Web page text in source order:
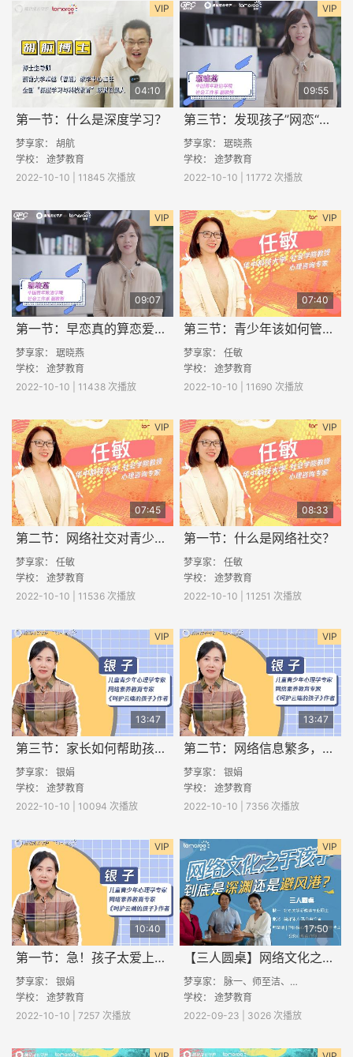
VIP
04:10
第一节：什么是深度学习？
梦享家： 胡航
学校： 途梦教育
2022-10-10 | 11845 次播放
VIP
09:55
第三节：发现孩子”网恋“，家长应该怎么做？
梦享家： 琚晓燕
学校： 途梦教育
2022-10-10 | 11772 次播放
VIP
09:07
第一节：早恋真的算恋爱吗？
梦享家： 琚晓燕
学校： 途梦教育
2022-10-10 | 11438 次播放
VIP
07:40
第三节：青少年该如何管理自己的网络社交呢？
梦享家： 任敏
学校： 途梦教育
2022-10-10 | 11690 次播放
VIP
07:45
第二节：网络社交对青少年有什么影响？
梦享家： 任敏
学校： 途梦教育
2022-10-10 | 11536 次播放
VIP
08:33
第一节：什么是网络社交？
梦享家： 任敏
学校： 途梦教育
2022-10-10 | 11251 次播放
VIP
13:47
第三节：家长如何帮助孩子科学上网？
梦享家： 银娟
学校： 途梦教育
2022-10-10 | 10094 次播放
VIP
13:47
第二节：网络信息繁多，如何帮助孩子健康用网？
梦享家： 银娟
学校： 途梦教育
2022-10-10 | 7356 次播放
VIP
10:40
第一节：急！孩子太爱上网了，怎么办？
梦享家： 银娟
学校： 途梦教育
2022-10-10 | 7257 次播放
VIP
17:50
【三人圆桌】网络文化之于孩子，是深渊还是避风港？
梦享家： 脉一、师至洁、张述
学校： 途梦教育
2022-09-23 | 3026 次播放